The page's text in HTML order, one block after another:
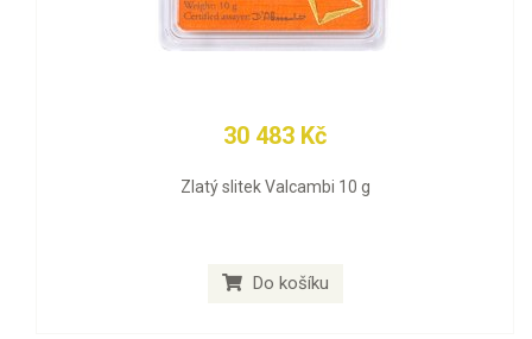
30 483 Kč
Zlatý slitek Valcambi 10 g
Do košíku